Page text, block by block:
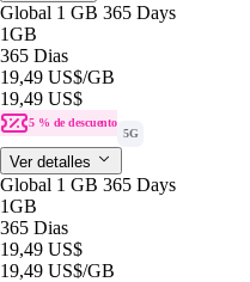
Global 1 GB 365 Days
1GB
365 Dias
19,49 US$/GB
19,49 US$
5 % de descuento
5G
Ver detalles
Global 1 GB 365 Days
1GB
365 Dias
19,49 US$
19,49 US$/GB